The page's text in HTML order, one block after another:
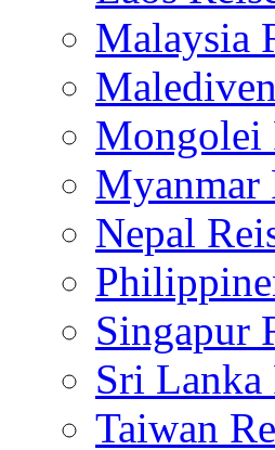
Malaysia
Mongolei
Myanmar
Nepal
Singapur
Sri Lanka
Taiwan